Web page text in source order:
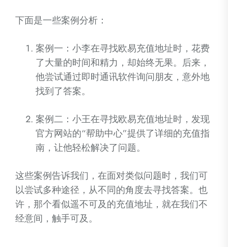
下面是一些案例分析：
案例一：小李在寻找欧易充值地址时，花费
了大量的时间和精力，却始终无果。后来，
他尝试通过即时通讯软件询问朋友，意外地
找到了答案。
案例二：小王在寻找欧易充值地址时，发现
官方网站的“帮助中心”提供了详细的充值指
南，让他轻松解决了问题。
这些案例告诉我们，在面对类似问题时，我们可
以尝试多种途径，从不同的角度去寻找答案。也
许，那个看似遥不可及的充值地址，就在我们不
经意间，触手可及。